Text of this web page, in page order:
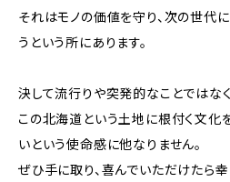
それはモノの価値を守り、次の世代
うという所にあります。
決して流行りや突発的なことではなく
この北海道という土地に根付く文化
いという使命感に他なりません。
ぜひ手に取り、喜んでいただけたら幸